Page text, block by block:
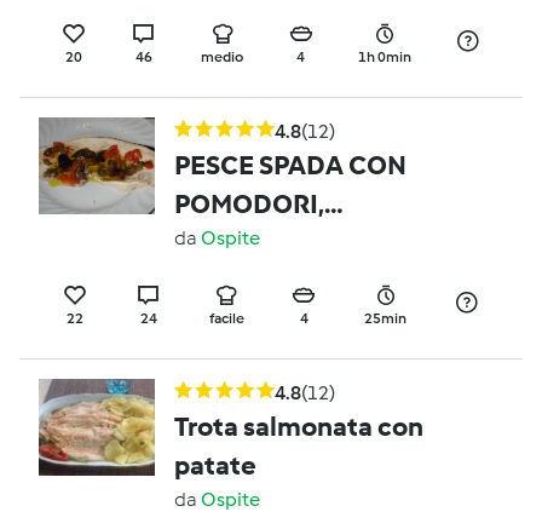
di tonno e futomaki con
salmone affumicato e
avocado
20 46 medio 4 1h 0min
4.8(12)
PESCE SPADA CON
POMODORI,
CAPPERI,OLIVE.
da Ospite
22 24 facile 4 25min
4.8(12)
Trota salmonata con
patate
da Ospite